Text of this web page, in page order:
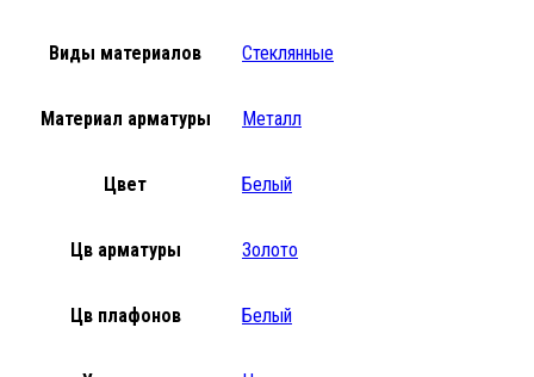
Виды материалов Стеклянные
Материал арматуры Металл
Цвет Белый
Цв арматуры Золото
Цв плафонов Белый